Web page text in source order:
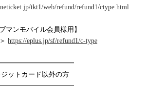
tkt1/web/refund/refund1/ctype.html
マンモバイル会員様用】
https://eplus.jp/sf/refund1/c-type
ットカード以外の方